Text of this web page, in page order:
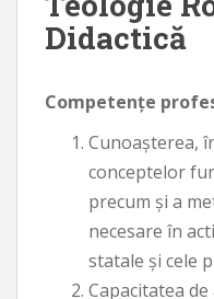
Didactică
Competenţe
Cunoaşterea,
conceptelor
precum şi a
necesare în
statale şi cele
Capacitatea